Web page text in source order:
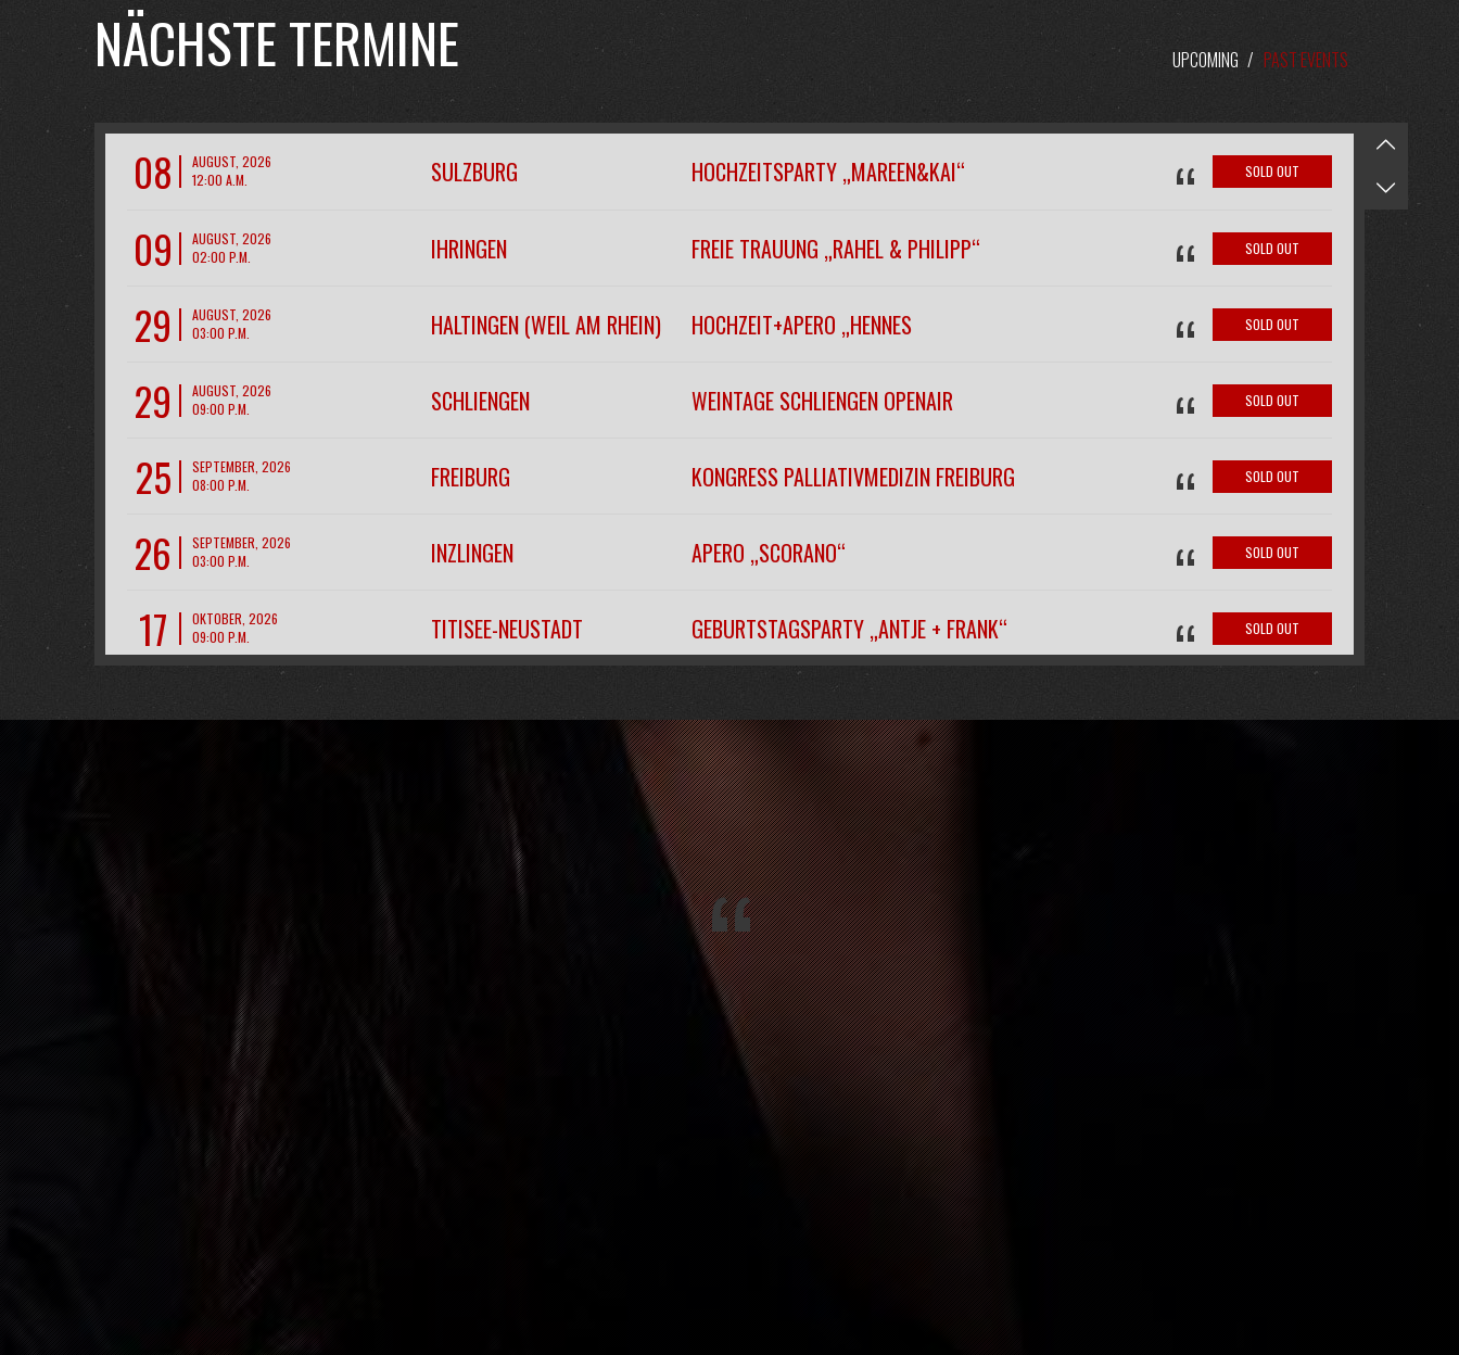
NÄCHSTE TERMINE UPCOMING / PAST EVENTS
08
AUGUST, 2026
12:00 A.M.
SULZBURG HOCHZEITSPARTY „MAREEN&KAI“ “ SOLD OUT
09
AUGUST, 2026
02:00 P.M.
IHRINGEN FREIE TRAUUNG „RAHEL & PHILIPP“ “ SOLD OUT
29
AUGUST, 2026
03:00 P.M.
HALTINGEN (WEIL AM RHEIN) HOCHZEIT+APERO „HENNES “ SOLD OUT
29
AUGUST, 2026
09:00 P.M.
SCHLIENGEN WEINTAGE SCHLIENGEN OPENAIR “ SOLD OUT
25
SEPTEMBER, 2026
08:00 P.M.
FREIBURG KONGRESS PALLIATIVMEDIZIN FREIBURG “ SOLD OUT
26
SEPTEMBER, 2026
03:00 P.M.
INZLINGEN APERO „SCORANO“ “ SOLD OUT
17
OKTOBER, 2026
09:00 P.M.
TITISEE-NEUSTADT GEBURTSTAGSPARTY „ANTJE + FRANK“ “ SOLD OUT
28 “
FREIBURG KONZERTHAUSBALL 2026
12 FREIBURG KONZERTHAUSBALL 2026
31
06:00 P.M.
SILVESTERPARTY MIT RANDYCLUB IM NOURI-
HOTEL
08
JANUAR, 2027
09:00 P.M.
FASNACHTSPARTY MIT 64U
FEBRUAR, 2027
09:00 P.M.
FASNACHTSPARTY MIT 64U
FEBRUAR, 2027
09:00 P.M.
FASNACHTSPARTY MIT 64U
FEBRUAR, 2027
03:00 P.M.
JUNI, 2027
“